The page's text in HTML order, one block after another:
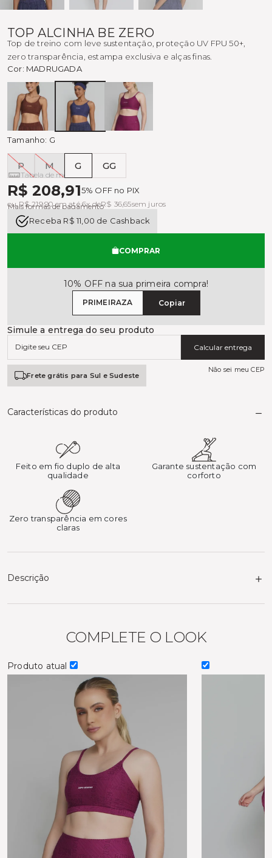
TOP ALCINHA BE ZERO
Top de treino com leve sustentação, proteção UV FPU 50+,
zero transparência, estampa exclusiva e alças finas.
Cor: MADRUGADA
COFFE MADRUGADA
LUXO
Tamanho: G
P M G GG
Tabela de medidas
ou R$ 219,90 em até 6x deR$ 36,65sem juros
R$ 208,915% OFF no PIX
Mais formas de pagamento
Receba R$ 11,00 de Cashback
COMPRAR
10% OFF na sua primeira compra!
PRIMEIRAZA Copiar
Simule a entrega do seu produto
Calcular entrega
Frete grátis para Sul e Sudeste
Não sei meu CEP
Características do produto
Feito em fio duplo de alta
qualidade
Garante sustentação com
corforto
Zero transparência em cores
claras
Descrição
COMPLETE O LOOK
Produto atual